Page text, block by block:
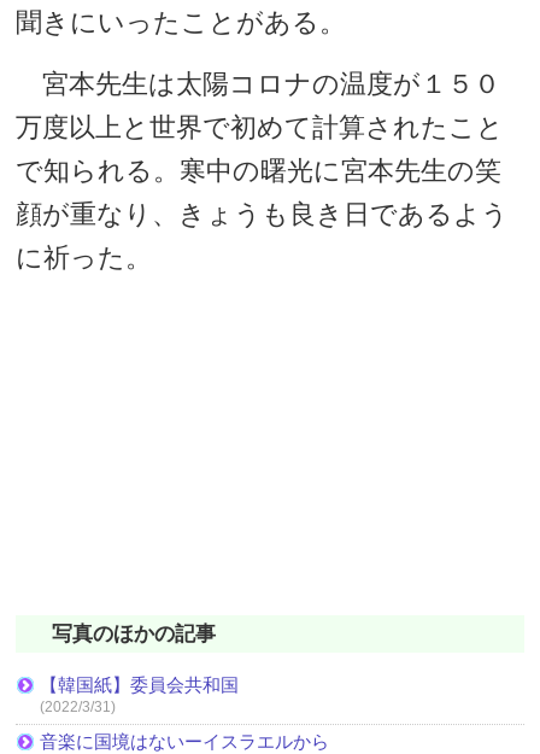
聞きにいったことがある。
宮本先生は太陽コロナの温度が１５０
万度以上と世界で初めて計算されたこと
で知られる。寒中の曙光に宮本先生の笑
顔が重なり、きょうも良き日であるよう
に祈った。
写真のほかの記事
【韓国紙】委員会共和国
(2022/3/31)
音楽に国境はないーイスラエルから